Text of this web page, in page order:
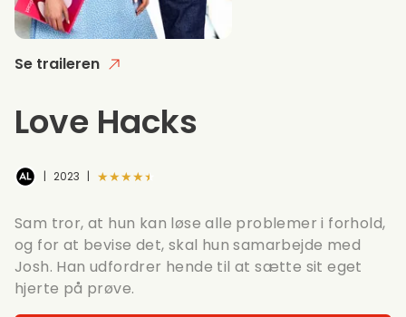
Se traileren
Love Hacks
| 2023 | ★★★★★
Sam tror, at hun kan løse alle problemer i forhold,
og for at bevise det, skal hun samarbejde med
Josh. Han udfordrer hende til at sætte sit eget
hjerte på prøve.